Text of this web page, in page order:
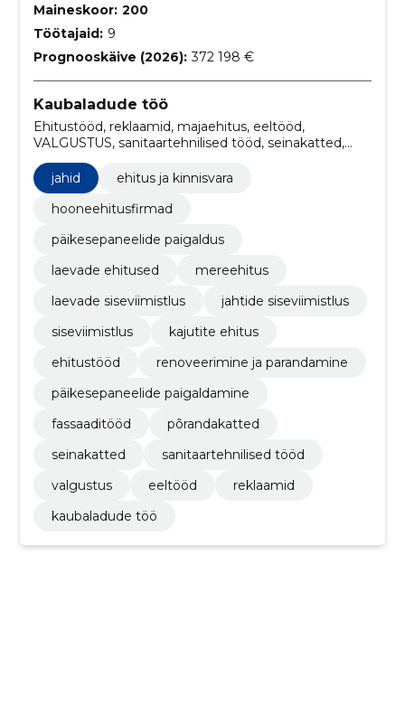
Maineskoor: 200
Töötajaid: 9
Prognooskäive (2026): 372 198 €
Kaubaladude töö
Ehitustööd, reklaamid, majaehitus, eeltööd,
VALGUSTUS, sanitaartehnilised tööd, seinakatted,
paigaldamine
jahid
ehitus ja kinnisvara
hooneehitusfirmad
päikesepaneelide paigaldus
laevade ehitused
mereehitus
laevade siseviimistlus
jahtide siseviimistlus
siseviimistlus
kajutite ehitus
ehitustööd
renoveerimine ja parandamine
päikesepaneelide paigaldamine
fassaaditööd
põrandakatted
seinakatted
sanitaartehnilised tööd
valgustus
eeltööd
reklaamid
kaubaladude töö